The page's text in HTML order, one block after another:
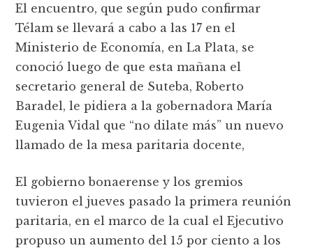
El encuentro, que según pudo confirmar
Télam se llevará a cabo a las 17 en el
Ministerio de Economía, en La Plata, se
conoció luego de que esta mañana el
secretario general de Suteba, Roberto
Baradel, le pidiera a la gobernadora María
Eugenia Vidal que “no dilate más” un nuevo
llamado de la mesa paritaria docente,
El gobierno bonaerense y los gremios
tuvieron el jueves pasado la primera reunión
paritaria, en el marco de la cual el Ejecutivo
propuso un aumento del 15 por ciento a los